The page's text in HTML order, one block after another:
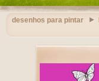
desenhos para pintar